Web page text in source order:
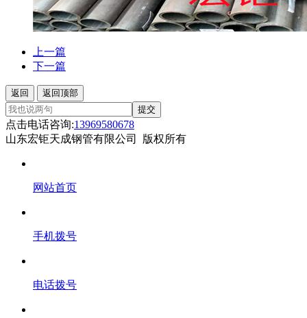
上一篇
下一篇
返回
返回顶部
提交
点击电话咨询:13969580678
山东宏钜天成钢管有限公司 版权所有
网站首页
手机拨号
电话拨号